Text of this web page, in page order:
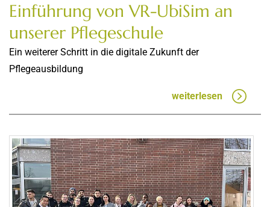
Einführung von VR-UbiSim an
unserer Pflegeschule
Ein weiterer Schritt in die digitale Zukunft der
Pflegeausbildung
weiterlesen